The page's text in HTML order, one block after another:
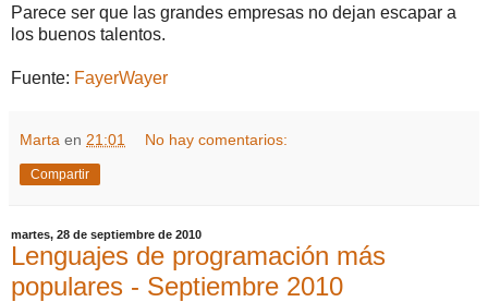
Parece ser que las grandes empresas no dejan escapar a
los buenos talentos.
Fuente: FayerWayer
Marta en 21:01 No hay comentarios:
Compartir
martes, 28 de septiembre de 2010
Lenguajes de programación más
populares - Septiembre 2010